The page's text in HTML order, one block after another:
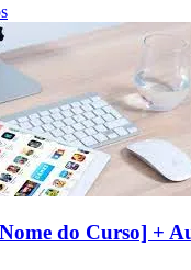
do Curso] +